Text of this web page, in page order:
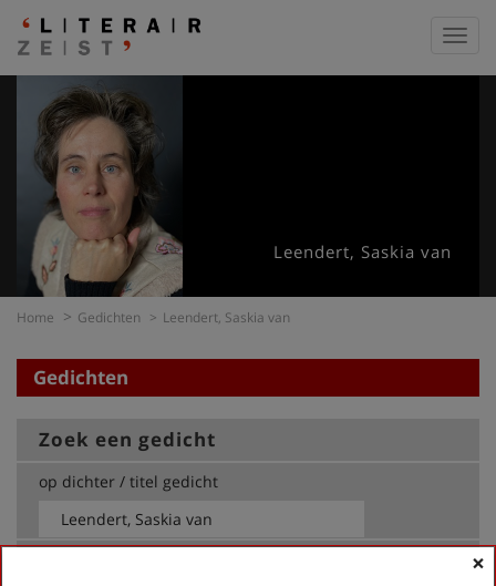
Leendert, Saskia van
Home Gedichten Leendert, Saskia van
Gedichten
Zoek een gedicht
op dichter / titel gedicht
×